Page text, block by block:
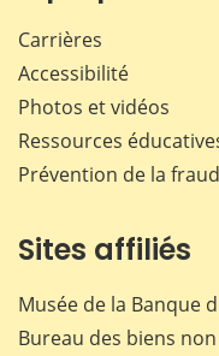
Carrières
Accessibilité
Photos et vidéos
Ressources
Prévention de la
Sites affiliés
Musée de la Banque
Bureau des biens